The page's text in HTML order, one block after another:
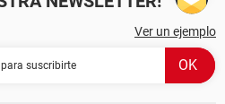
Ver un ejemplo